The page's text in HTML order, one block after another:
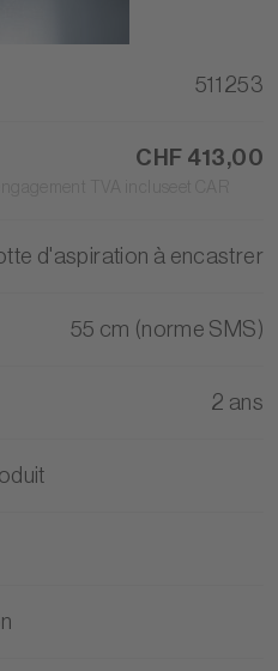
511253
CHF 413,00
d'aspiration à encastrer
55 cm (norme SMS)
2 ans